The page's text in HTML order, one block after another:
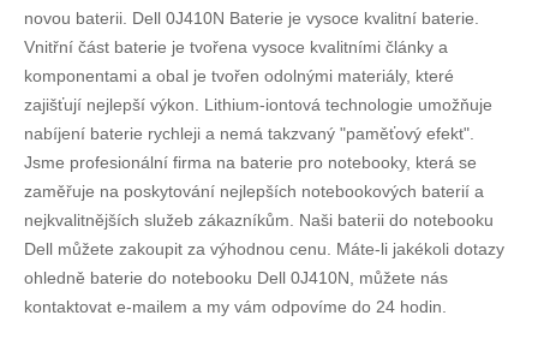
novou baterii. Dell 0J410N Baterie je vysoce kvalitní baterie.
Vnitřní část baterie je tvořena vysoce kvalitními články a
komponentami a obal je tvořen odolnými materiály, které
zajišťují nejlepší výkon. Lithium-iontová technologie umožňuje
nabíjení baterie rychleji a nemá takzvaný "paměťový efekt".
Jsme profesionální firma na baterie pro notebooky, která se
zaměřuje na poskytování nejlepších notebookových baterií a
nejkvalitnějších služeb zákazníkům. Naši baterii do notebooku
Dell můžete zakoupit za výhodnou cenu. Máte-li jakékoli dotazy
ohledně baterie do notebooku Dell 0J410N , můžete nás
kontaktovat e-mailem a my vám odpovíme do 24 hodin.